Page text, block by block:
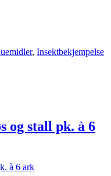
, Insektbekjempelse
og stall pk. à 6